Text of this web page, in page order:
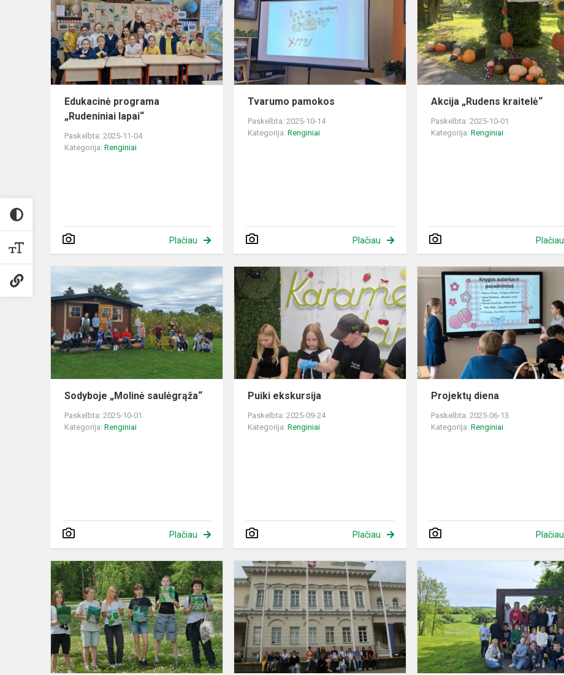
„Rudeniniai
lapai“
Edukacinė programa
„Rudeniniai lapai“
Paskelbta: 2025-11-04
Kategorija: Renginiai
Plačiau
Tvarumo pamokos
Paskelbta: 2025-10-14
Kategorija:Renginiai
Plačiau
Akcija „Rudens kraitelė“
Paskelbta: 2025-10-01
Kategorija:Renginiai
Plačiau
Sodyboje
„Molinė
saulėgrąža“
Sodyboje „Molinė saulėgrąža“
Paskelbta: 2025-10-01
Kategorija: Renginiai
Plačiau
Puiki
ekskursija
Puiki ekskursija
Paskelbta: 2025-09-24
Kategorija:Renginiai
Plačiau
Projektų diena
Paskelbta: 2025-06-13
Kategorija:Renginiai
Plačiau
Pleneras
Burbiškio
dvare
Išvyka
į
Žaliųjų
idėjų
festivalį